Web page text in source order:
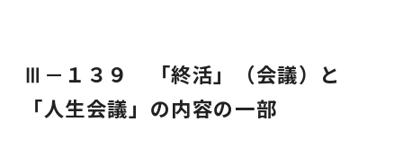
Ⅲ－１３９ 「終活」（会議）と
「人生会議」の内容の一部